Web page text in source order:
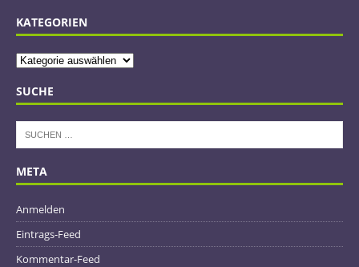
KATEGORIEN
SUCHE
META
Anmelden
Eintrags-Feed
Kommentar-Feed